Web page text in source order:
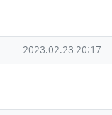
작성일
2023.02.23 20:17